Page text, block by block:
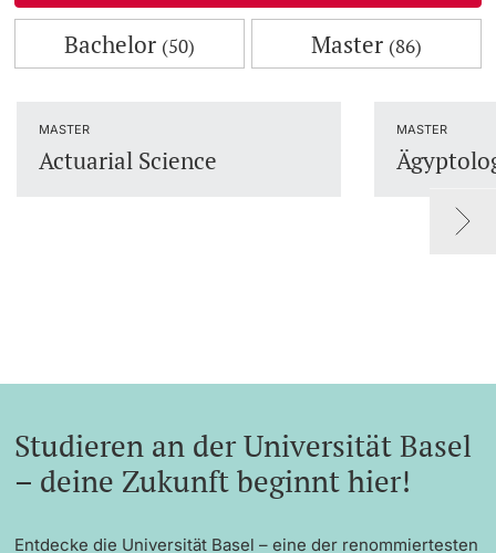
Bachelor (50) Master (86)
MASTER
Actuarial Science
MASTER
Studieren an der Universität Basel
– deine Zukunft beginnt hier!
Entdecke die Universität Basel – eine der renommiertesten